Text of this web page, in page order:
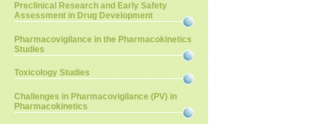
Preclinical Research and Early Safety
Assessment in Drug Development
Pharmacovigilance in the Pharmacokinetics
Studies
Toxicology Studies
Challenges in Pharmacovigilance (PV) in
Pharmacokinetics